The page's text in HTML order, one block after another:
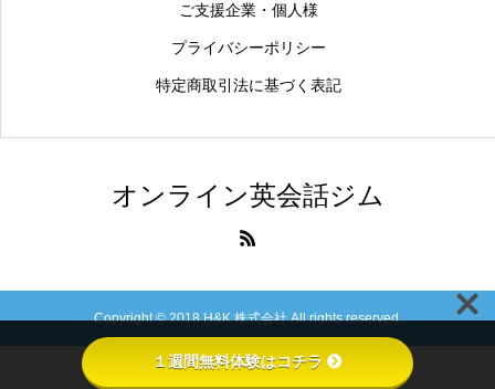
ご支援企業・個人様
プライバシーポリシー
特定商取引法に基づく表記
オンライン英会話ジム
Copyright © 2018 H&K 株式会社 All rights reserved.
１週間無料体験はコチラ